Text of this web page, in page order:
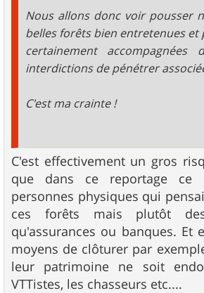
Nous allons donc voir pousser
belles forêts bien entretenues et
certainement accompagnées
interdictions de pénétrer
C'est ma crainte !
C'est effectivement un gros
que dans ce reportage ce
personnes physiques qui
ces forêts mais plutôt
qu'assurances ou banques. Et
moyens de clôturer par
leur patrimoine ne soit
VTTistes, les chasseurs etc....